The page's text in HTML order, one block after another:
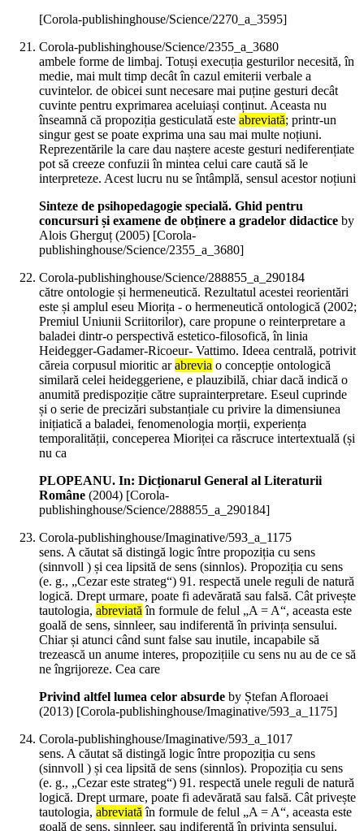
[Corola-publishinghouse/Science/2270_a_3595]
Corola-publishinghouse/Science/2355_a_3680
ambele forme de limbaj. Totuși execuția gesturilor necesită, în
medie, mai mult timp decât în cazul emiterii verbale a
cuvintelor. de obicei sunt necesare mai puține gesturi decât
cuvinte pentru exprimarea aceluiași conținut. Aceasta nu
înseamnă că propoziția gesticulată este abreviată; printr-un
singur gest se poate exprima una sau mai multe noțiuni.
Reprezentările la care dau naștere aceste gesturi nediferențiate
pot să creeze confuzii în mintea celui care caută să le
interpreteze. Acest lucru nu se întâmplă, sensul acestor noțiuni
Sinteze de psihopedagogie specială. Ghid pentru
concursuri și examene de obținere a gradelor didactice by
Alois Gherguț (2005) [Corola-
publishinghouse/Science/2355_a_3680]
Corola-publishinghouse/Science/288855_a_290184
către ontologie și hermeneutică. Rezultatul acestei reorientări
este și amplul eseu Miorița - o hermeneutică ontologică (2002;
Premiul Uniunii Scriitorilor), care propune o reinterpretare a
baladei dintr-o perspectivă estetico-filosofică, în linia
Heidegger-Gadamer-Ricoeur- Vattimo. Ideea centrală, potrivit
căreia corpusul mioritic arabrevia o concepție ontologică
similară celei heideggeriene, e plauzibilă, chiar dacă indică o
anumită predispoziție către suprainterpretare. Eseul cuprinde
și o serie de precizări substanțiale cu privire la dimensiunea
inițiatică a baladei, fenomenologia morții, experiența
temporalității, conceperea Mioriței ca răscruce intertextuală (și
nu ca
PLOPEANU. In: Dicționarul General al Literaturii
Române (2004) [Corola-
publishinghouse/Science/288855_a_290184]
Corola-publishinghouse/Imaginative/593_a_1175
sens. A căutat să distingă logic între propoziția cu sens
(sinnvoll ) și cea lipsită de sens (sinnlos). Propoziția cu sens
(e. g., „Cezar este strateg“) 91. respectă unele reguli de natură
logică. Drept urmare, poate fi adevărată sau falsă. Cât privește
tautologia, abreviatăîn formule de felul „A = A“, aceasta este
goală de sens, sinnleer, sau indiferentă în privința sensului.
Chiar și atunci când sunt false sau inutile, incapabile să
trezească un anume interes, propozițiile cu sens nu au de ce să
ne îngrijoreze. Cea care
Privind altfel lumea celor absurde by Ștefan Afloroaei
(2013) [Corola-publishinghouse/Imaginative/593_a_1175]
Corola-publishinghouse/Imaginative/593_a_1017
sens. A căutat să distingă logic între propoziția cu sens
(sinnvoll ) și cea lipsită de sens (sinnlos). Propoziția cu sens
(e. g., „Cezar este strateg“) 91. respectă unele reguli de natură
logică. Drept urmare, poate fi adevărată sau falsă. Cât privește
tautologia, abreviatăîn formule de felul „A = A“, aceasta este
goală de sens, sinnleer, sau indiferentă în privința sensului.